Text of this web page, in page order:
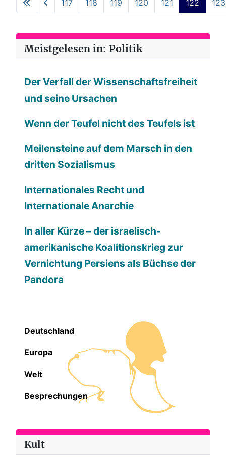
117 118 119 120 121 122 123
Meistgelesen in: Politik
Der Verfall der Wissenschaftsfreiheit
und seine Ursachen
Wenn der Teufel nicht des Teufels ist
Meilensteine auf dem Marsch in den
dritten Sozialismus
Internationales Recht und
Internationale Anarchie
In aller Kürze – der israelisch-
amerikanische Koalitionskrieg zur
Vernichtung Persiens als Büchse der
Pandora
Deutschland
Europa
Welt
Besprechungen
Kult